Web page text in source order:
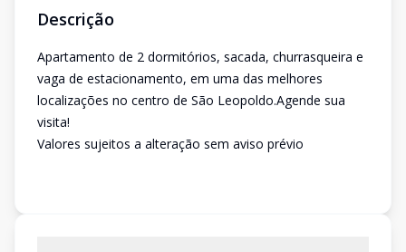
Descrição
Apartamento de 2 dormitórios, sacada, churrasqueira e
vaga de estacionamento, em uma das melhores
localizações no centro de São Leopoldo.Agende sua
visita!
Valores sujeitos a alteração sem aviso prévio